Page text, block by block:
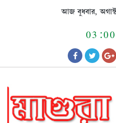
আজ বুধবার,